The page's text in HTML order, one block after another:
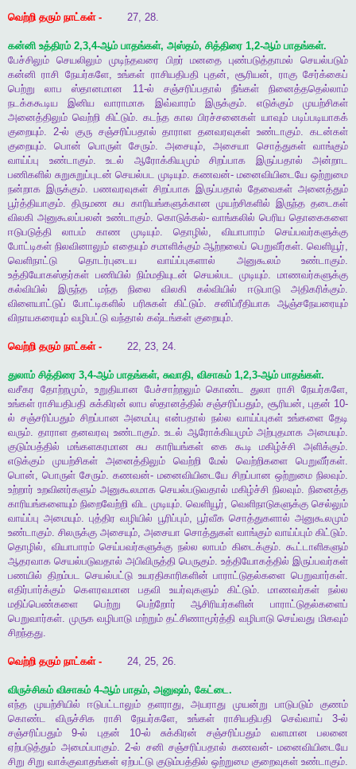
வெற்றி தரும் நாட்கள்- 27, 28.
கன்னி உத்திரம்2,3,4-ஆம் பாதங்கள், அஸ்தம், சித்திரை 1,2-ஆம் பாதங்கள்.
பேச்சிலும் செயலிலும் முடிந்தவரை பிறர் மனதை புண்படுத்தாமல்
செயல்படும்
கன்னி ராசி நேயர்களே,உங்கள் ராசியதிபதி புதன்,சூரியன், ராகு சேர்க்கைப்
பெற்று
லாப ஸ்தானமான 11-ல் சஞ்சரிப்பதால் நீங்கள்
நினைத்ததெல்லாம்
நடக்ககூடிய
இனிய வாராமாக இவ்வாரம் இருக்கும். எடுக்கும்
முயற்சிகள்
அனைத்திலும் வெற்றி கிட்டும். கடந்த கால பிரச்சனைகள் யாவும் படிப்படியாகக்
குறையும். 2-ல் குரு சஞ்சரிப்பதால் தாராள தனவரவுகள் உண்டாகும்.கடன்கள்
குறையும். பொன் பொருள் சேரும். அசையும், அசையா சொத்துகள் வாங்கும்
வாய்ப்பு
உண்டாகும். உடல் ஆரோக்கியமும் சிறப்பாக இருப்பதால்
அன்றாட
பணிகளில் சுறுசுறுப்புடன் செயல்பட முடியும். கணவன்- மனைவியிடையே ஒற்றுமை
நன்றாக இருக்கும். பணவரவுகள் சிறப்பாக இருப்பதால் தேவைகள் அனைத்தும்
பூர்த்தியாகும்.திருமண சுப காரியங்களுக்கான முயற்சிகளில் இருந்த தடைகள்
விலகி அனுகூலப்பலன் உண்டாகும். கொடுக்கல்-வாங்கலில் பெரிய தொகைகளை
ஈடுபடுத்தி
லாபம் காண முடியும். தொழில், வியாபாரம்
செய்பவர்களுக்கு
போட்டிகள் நிலவினாலும் எதையும் சமாளிக்கும் ஆற்றலைப் பெறுவீர்கள்.வெளியூர்,
வெளிநாட்டு
தொடர்புடைய வாய்ப்புகளால் அனுகூலம் உண்டாகும்.
உத்தியோகஸ்தர்கள் பணியில் நிம்மதியுடன் செயல்பட முடியும்.மாணவர்களுக்கு
கல்வியில்
இருந்த மந்த நிலை விலகி கல்வியில் ஈடுபாடு அதிகரிக்கும்.
விளையாட்டுப்
போட்டிகளில் பரிசுகள் கிட்டும். சனிப்ரீதியாக
ஆஞ்சநேயரையும்
விநாயகரையும் வழிபட்டு வந்தால் கஷ்டங்கள் குறையும்.
வெற்றி தரும் நாட்கள்- 22, 23, 24.
துலாம் சித்திரை 3,4-ஆம் பாதங்கள், சுவாதி, விசாகம்1,2,3-ஆம் பாதங்கள்.
வசீகர தோற்றமும், உறுதியான பேச்சாற்றலும் கொண்ட துலா ராசி நேயர்களே,
உங்கள் ராசியதிபதி சுக்கிரன் லாப ஸ்தானத்தில் சஞ்சரிப்பதும், சூரியன், புதன் 10-
ல் சஞ்சரிப்பதும் சிறப்பான அமைப்பு என்பதால் நல்ல வாய்ப்புகள் உங்களை தேடி
வரும். தாராள தனவரவு உண்டாகும்.உடல் ஆரோக்கியமும் அற்புதமாக அமையும்.
குடும்பத்தில்
மங்களகரமான சுப காரியங்கள் கை கூடி மகிழ்ச்சி அளிக்கும்.
எடுக்கும்
முயற்சிகள் அனைத்திலும் வெற்றி மேல் வெற்றிகளை பெறுவீர்கள்.
பொன், பொருள் சேரும். கணவன்- மனைவியிடையே சிறப்பான ஒற்றுமை நிலவும்.
உற்றார் உறவினர்களும் அனுகூலமாக செயல்படுவதால் மகிழ்ச்சி நிலவும். நினைத்த
காரியங்களையும் நிறைவேற்றி விட முடியும்.வெளியூர், வெளிநாடுகளுக்கு செல்லும்
வாய்ப்பு அமையும்.புத்திர வழியில் பூரிப்பும், பூர்வீக சொத்துகளால் அனுகூலமும்
உண்டாகும்.சிலருக்கு அசையும்,அசையா சொத்துகள் வாங்கும் வாய்ப்பும் கிட்டும்.
தொழில், வியாபாரம் செய்பவர்களுக்கு நல்ல லாபம் கிடைக்கும். கூட்டாளிகளும்
ஆதரவாக செயல்படுவதால் அபிவிருத்தி பெருகும். உத்தியோகத்தில் இருப்பவர்கள்
பணயில் திறம்பட செயல்பட்டு உயரதிகாரிகளின் பாராட்டுதல்களை பெறுவார்கள்.
எதிர்பார்க்கும்
கௌரவமான பதவி உயர்வுகளும் கிட்டும்.மாணவர்கள்
நல்ல
மதிப்பெண்களை
பெற்று பெற்றோர் ஆசிரியர்களின்
பாராட்டுதல்களைப்
பெறுவார்கள். முருக வழிபாடு மற்றும் தட்சிணாமூர்த்தி வழிபாடு செய்வது மிகவும்
சிறந்தது.
வெற்றி தரும் நாட்கள்- 24, 25, 26.
விருச்சிகம் விசாகம்4-ஆம் பாதம், அனுஷம், கேட்டை.
எந்த முயற்சியில் ஈடுபட்டாலும் தளராது,அயராது முயன்று பாடுபடும்
குணம்
கொண்ட
விருச்சிக ராசி நேயர்களே, உங்கள் ராசியதிபதி செவ்வாய் 3-ல்
சஞ்சரிப்பதும் 9-ல் புதன் 10-ல் சுக்கிரன் சஞ்சரிப்பதும் வளமான
பலனை
ஏற்படுத்தும் அமைப்பாகும். 2-ல் சனி சஞ்சரிப்பதால் கணவன்- மனைவியிடையே
சிறு சிறு வாக்குவாதங்கள் ஏற்பட்டு குடும்பத்தில் ஒற்றுமை குறைவுகள் உண்டாகும்.